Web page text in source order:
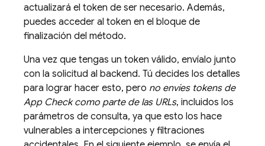
actualizará el token de ser necesario. Además,
puedes acceder al token en el bloque de
finalización del método.
Una vez que tengas un token válido, envíalo junto
con la solicitud al backend. Tú decides los detalles
para lograr hacer esto, pero no envíes tokens de
App Checkcomo parte de las URLs, incluidos los
parámetros de consulta, ya que esto los hace
vulnerables a intercepciones y filtraciones